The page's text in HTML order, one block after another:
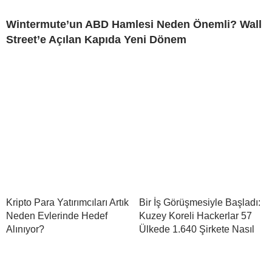
Wintermute’un ABD Hamlesi Neden Önemli? Wall
Street’e Açılan Kapıda Yeni Dönem
Kripto Para Yatırımcıları Artık
Neden Evlerinde Hedef
Alınıyor?
Bir İş Görüşmesiyle Başladı:
Kuzey Koreli Hackerlar 57
Ülkede 1.640 Şirkete Nasıl